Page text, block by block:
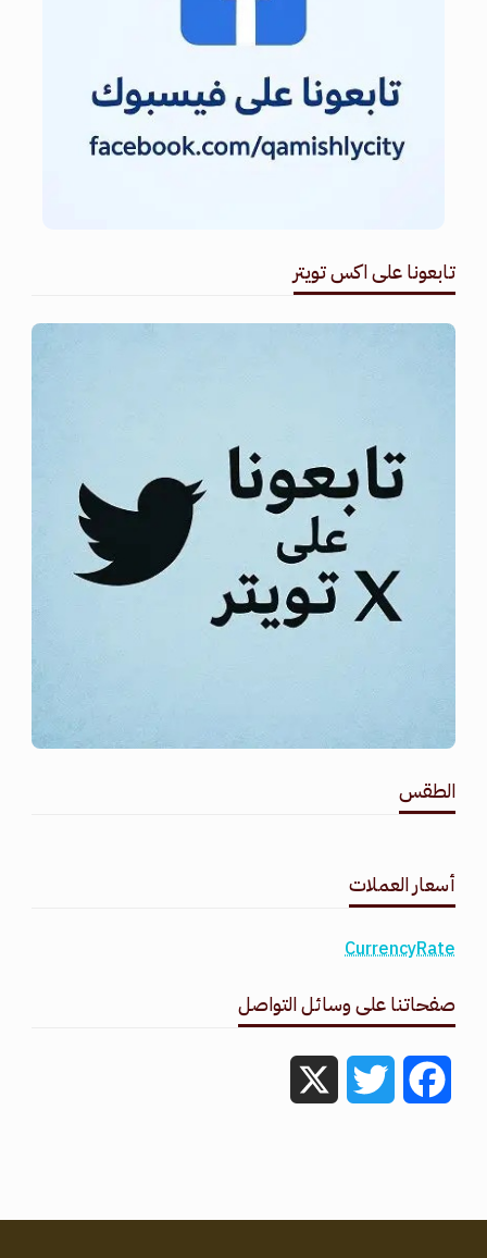
تابعونا على اكس تويتر
الطقس
أسعار العملات
CurrencyRate
صفحاتنا على وسائل التواصل
Facebook
Twitter